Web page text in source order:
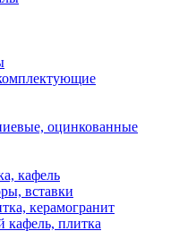
оцинкованные
кафель
вставки
керамогранит
плитка